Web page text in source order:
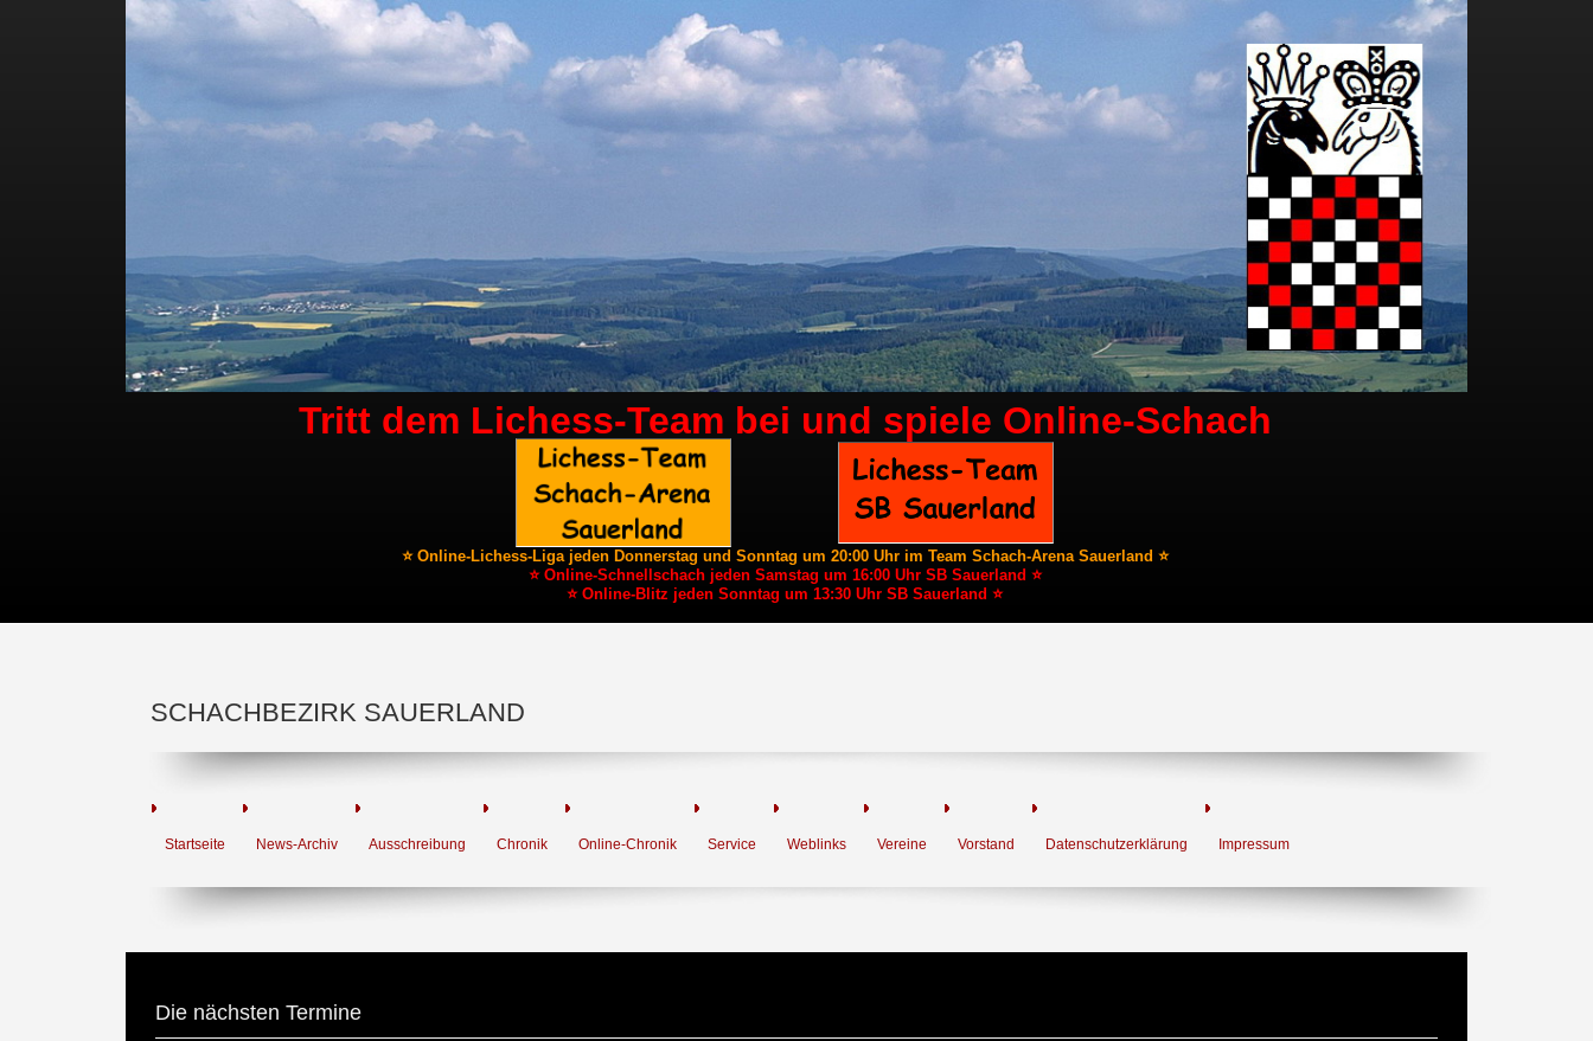
Tritt dem Lichess-Team bei und spiele Online-Schach
⭐ Online-Lichess-Liga jeden Donnerstag und Sonntag um 20:00 Uhr im Team Schach-Arena Sauerland ⭐
⭐ Online-Schnellschach jeden Samstag um 16:00 Uhr SB Sauerland ⭐
⭐ Online-Blitz jeden Sonntag um 13:30 Uhr SB Sauerland ⭐
SCHACHBEZIRK SAUERLAND
Startseite News-Archiv Ausschreibung Chronik Online-Chronik Service Weblinks Vereine Vorstand Datenschutzerklärung Impressum
Die nächsten Termine